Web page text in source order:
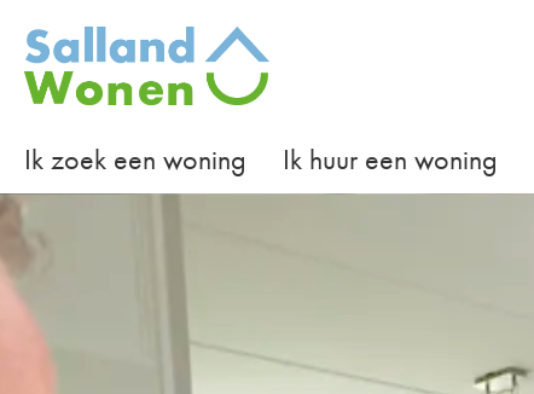
Naar de homepage
Ik zoek een woning Ik huur een woning